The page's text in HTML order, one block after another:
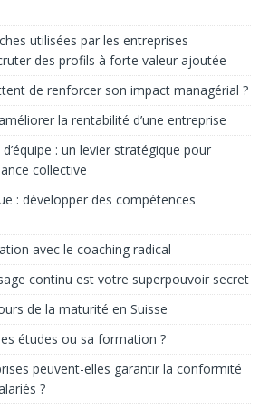
utilisées par les entreprises
des profils à forte valeur ajoutée
de renforcer son impact managérial ?
la rentabilité d’une entreprise
: un levier stratégique pour
collective
: développer des compétences
avec le coaching radical
continu est votre superpouvoir secret
de la maturité en Suisse
études ou sa formation ?
peuvent-elles garantir la conformité
?